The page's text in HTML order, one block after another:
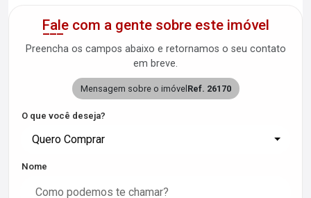
Fale com a gente sobre este imóvel
Preencha os campos abaixo e retornamos o seu contato
em breve.
Mensagem sobre o imóvel Ref. 26170
O que você deseja?
Quero Comprar
Nome